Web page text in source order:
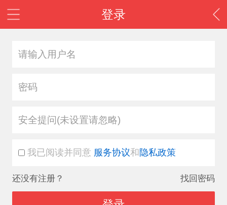
登录
安全提问(未设置请忽略)
我已阅读并同意 服务协议和 隐私政策
还没有注册？ 找回密码